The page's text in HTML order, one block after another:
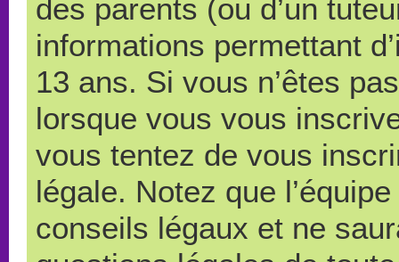
des parents (ou d’un
informations permettant
13 ans. Si vous n’êtes
lorsque vous vous
vous tentez de vous
légale. Notez que
conseils légaux et ne